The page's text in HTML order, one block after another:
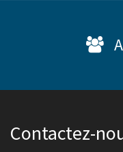
Contactez-